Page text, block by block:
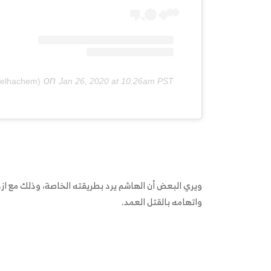
on Jan 26, 2020 at 10:26am PST
ويري البعض أن الهاشم يرد بطريقته الخاصة، وذلك مع
واتهامه بالقتل العمد.